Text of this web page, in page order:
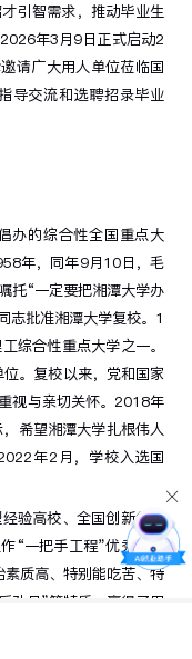
引智需求，推动毕业生
2026年3月9日正式启动2
请广大用人单位莅临国
导交流和选聘招录毕业
办的综合性全国重点大
年，同年9月10日，毛
托“一定要把湘潭大学办
批准湘潭大学复校。 1
综合性重点大学之一。
。复校以来，党和国家
视与亲切关怀。 2018年
希望湘潭大学扎根伟人
年2月，学校入选国
验高校、全国创新创业
“一把手工程”优秀单位
质高、特别能吃苦、特
劲足”等特质，赢得了用